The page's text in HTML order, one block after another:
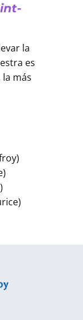
la
es
más